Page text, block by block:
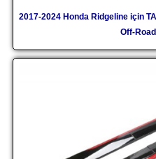
2017-2024 Honda Ridgeline için
Off-